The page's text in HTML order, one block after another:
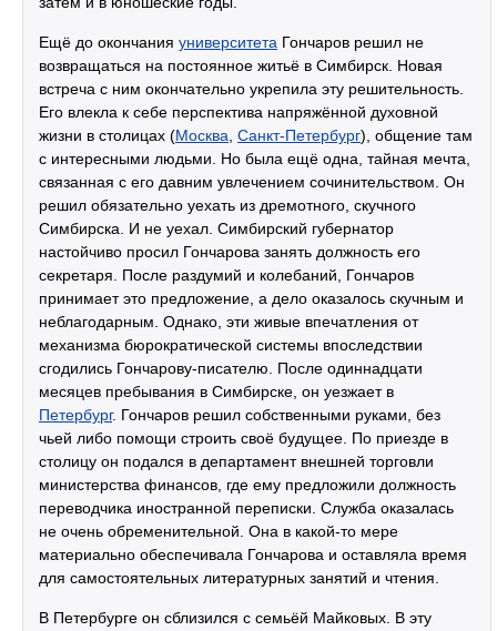
Ещё до окончания университета Гончаров решил не
возвращаться на постоянное житьё в Симбирск. Новая
встреча с ним окончательно укрепила эту решительность.
Его влекла к себе перспектива напряжённой духовной
жизни в столицах (Москва Санкт-Петербург), общение там
с интересными людьми. Но была ещё одна, тайная мечта,
связанная с его давним увлечением сочинительством. Он
решил обязательно уехать из дремотного, скучного
Симбирска. И не уехал. Симбирский губернатор
настойчиво просил Гончарова занять должность его
секретаря. После раздумий и колебаний, Гончаров
принимает это предложение, а дело оказалось скучным и
неблагодарным. Однако, эти живые впечатления от
механизма бюрократической системы впоследствии
сгодились Гончарову-писателю. После одиннадцати
месяцев пребывания в Симбирске, он уезжает в
Петербург. Гончаров решил собственными руками, без
чьей либо помощи строить своё будущее. По приезде в
столицу он подался в департамент внешней торговли
министерства финансов, где ему предложили должность
переводчика иностранной переписки. Служба оказалась
не очень обременительной. Она в какой-то мере
материально обеспечивала Гончарова и оставляла время
для самостоятельных литературных занятий и чтения.
В Петербурге он сблизился с семьёй Майковых. В эту